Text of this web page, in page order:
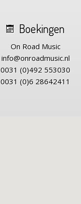
Boekingen
On Road Music
info@onroadmusic.nl
0031 (0)492 553030
0031 (0)6 28642411